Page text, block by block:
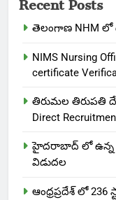
తెలంగాణ NHM లో
NIMS Nursing
certificate
తిరుమల తిరుపతి
Direct
హైదరాబాద్ లో ఉన్న
విడుదల
ఆంధ్రప్రదేశ్ లో